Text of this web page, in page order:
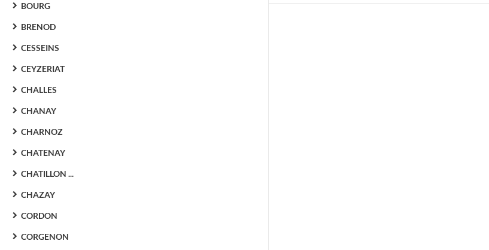
BOURG
BRENOD
CESSEINS
CEYZERIAT
CHALLES
CHANAY
CHARNOZ
CHATENAY
CHATILLON ...
CHAZAY
CORDON
CORGENON